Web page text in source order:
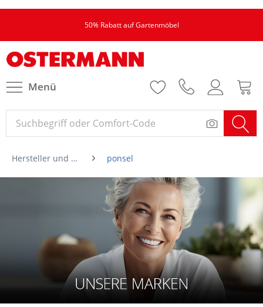
50% Rabatt auf Gartenmöbel
Menü
Hersteller und Marken von A-Z ponsel